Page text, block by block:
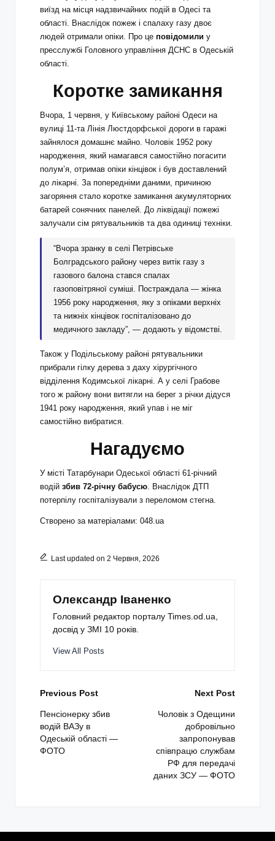
виїзд на місця надзвичайних подій в Одесі та
області. Внаслідок пожеж і спалаху газу двоє
людей отримали опіки. Про це повідомили у
пресслужбі Головного управління ДСНС в Одеській
області.
Коротке замикання
Вчора, 1 червня, у Київському районі Одеси на
вулиці 11‑та Лінія Люстдорфської дороги в гаражі
зайнялося домашнє майно. Чоловік 1952 року
народження, який намагався самостійно погасити
полум’я, отримав опіки кінцівок і був доставлений
до лікарні. За попередніми даними, причиною
загоряння стало коротке замикання акумуляторних
батарей сонячних панелей. До ліквідації пожежі
залучали сім рятувальників та два одиниці техніки.
“Вчора зранку в селі Петрівське
Болградського району через витік газу з
газового балона стався спалах
газоповітряної суміші. Постраждала — жінка
1956 року народження, яку з опіками верхніх
та нижніх кінцівок госпіталізовано до
медичного закладу”, — додають у відомстві.
Також у Подільському районі рятувальники
прибрали гілку дерева з даху хірургічного
відділення Кодимської лікарні. А у селі Грабове
того ж району вони витягли на берег з річки дідуся
1941 року народження, який упав і не міг
самостійно вибратися.
Нагадуємо
У місті Татарбунари Одеської області 61‑річний
водій збив 72‑річну бабусю . Внаслідок ДТП
потерпілу госпіталізували з переломом стегна.
Створено за матеріалами: 048.ua
Last updated on 2 Червня, 2026
Олександр Іваненко
Головний редактор порталу Times.od.ua,
досвід у ЗМІ 10 років.
View All Posts
Post
navigation
Previous Post
Пенсіонерку збив
водій ВАЗу в
Одеській області —
ФОТО
Next Post
Чоловік з Одещини
добровільно
запропонував
співпрацю службам
РФ для передачі
даних ЗСУ — ФОТО